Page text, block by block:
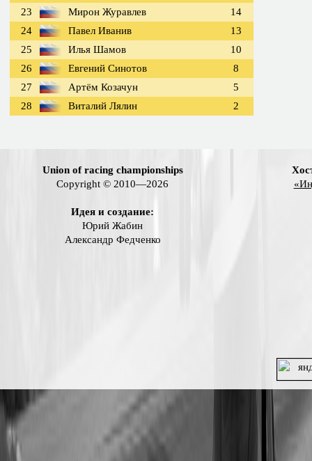
23
Мирон Журавлев
14
24
Павел Иванив
13
25
Илья Шамов
10
26
Евгений Синотов
8
27
Артём Козачун
5
28
Виталий Лялин 2
Union of racing championships
Copyright © 2010—2026
Идея и создание:
Юрий Жабин
Александр Федченко